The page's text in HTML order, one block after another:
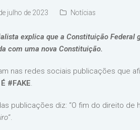
julho de 2023 Notícias
explica que a Constituição Federal
com uma nova Constituição.
nas redes sociais publicações que
É #FAKE.
publicações diz: “O fim do direito de
“.